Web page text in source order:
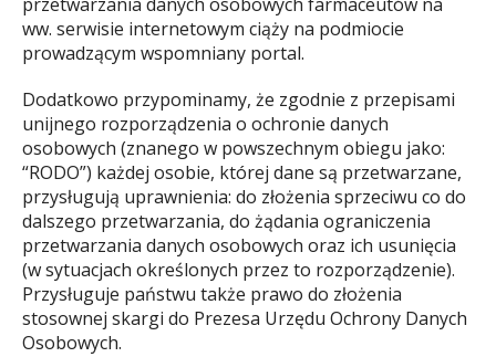
ww. serwisie internetowym ciąży na podmiocie
prowadzącym wspomniany portal.
Dodatkowo przypominamy, że zgodnie z przepisami
unijnego rozporządzenia o ochronie danych
osobowych (znanego w powszechnym obiegu jako:
“RODO”) każdej osobie, której dane są przetwarzane,
przysługują uprawnienia: do złożenia sprzeciwu co do
dalszego przetwarzania, do żądania ograniczenia
przetwarzania danych osobowych oraz ich usunięcia
(w sytuacjach określonych przez to rozporządzenie).
Przysługuje państwu także prawo do złożenia
stosownej skargi do Prezesa Urzędu Ochrony Danych
Osobowych.